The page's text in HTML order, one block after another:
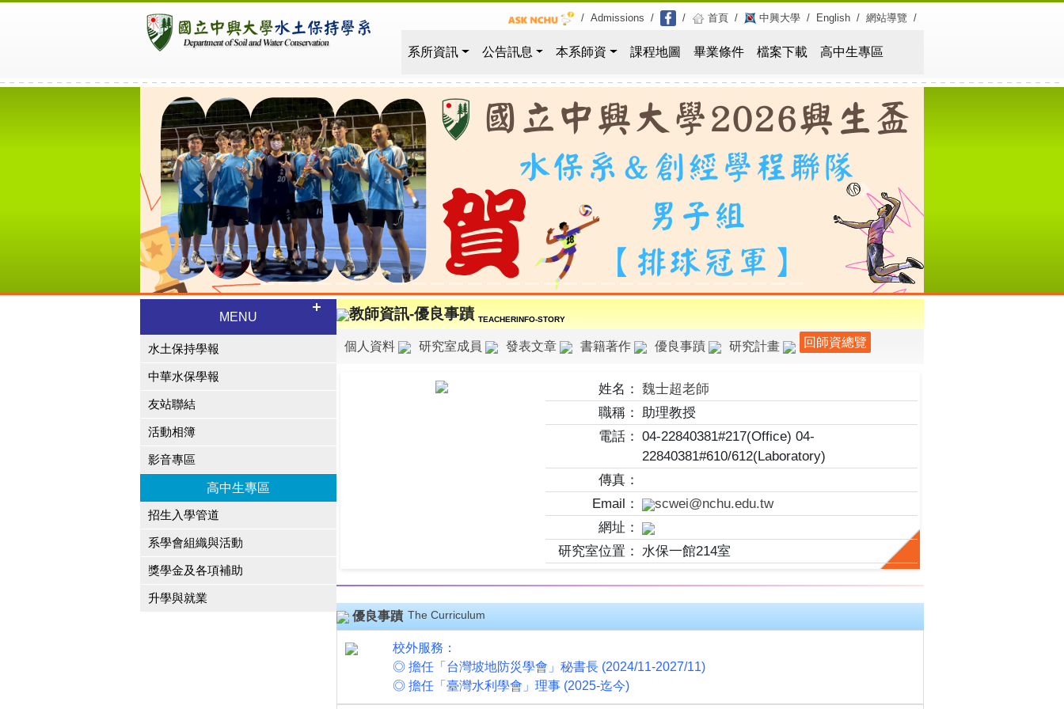
/ Admissions / / 首頁 / 中興大學 / English / 網站導覽 /
系所資訊 公告訊息 本系師資 課程地圖 畢業條件 檔案下載 高中生專區
Previous Next
MENU
水土保持學報
中華水保學報
友站聯結
活動相簿
影音專區
高中生專區
招生入學管道
系學會組織與活動
獎學金及各項補助
升學與就業
教師資訊-優良事蹟 TEACHERINFO-STORY
個人資料 研究室成員 發表文章 書籍著作 優良事蹟 研究計畫 回師資總覽
姓名： 魏士超老師
職稱： 助理教授
電話： 04-22840381#217(Office) 04-
22840381#610/612(Laboratory)
傳真：
Email：
scwei@nchu.edu.tw
網址：
研究室位置： 水保一館214室
優良事蹟 The Curriculum
校外服務：
◎ 擔任「台灣坡地防災學會」秘書長 (2024/11-2027/11)
◎ 擔任「臺灣水利學會」理事 (2025-迄今)